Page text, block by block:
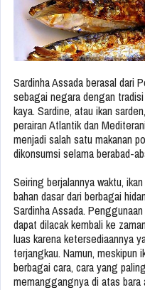
Sardinha Assada berasal dari
sebagai negara dengan
kaya. Sardine, atau ikan
perairan Atlantik dan
menjadi salah satu makanan
dikonsumsi selama berabad-
Seiring berjalannya waktu,
bahan dasar dari berbagai
Sardinha Assada.
dapat dilacak kembali ke
luas karena ketersediaannya
terjangkau. Namun, meskipun
berbagai cara, cara yang
memanggangnya di atas bara